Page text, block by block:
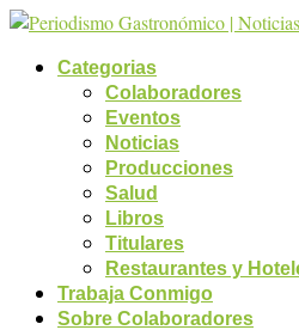
Categorias
Colaboradores
Eventos
Noticias
Producciones
Salud
Libros
Titulares
Restaurantes y
Trabaja Conmigo
Sobre Colaboradores